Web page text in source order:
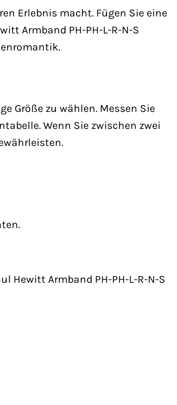
Erlebnis macht. Fügen Sie eine
Armband PH-PH-L-R-N-S
Größe zu wählen. Messen Sie
Wenn Sie zwischen zwei
Hewitt Armband PH-PH-L-R-N-S